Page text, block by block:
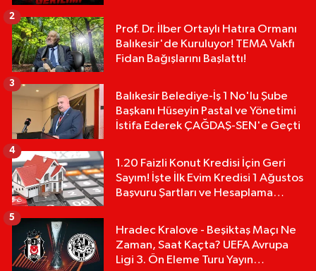
Prof. Dr. İlber Ortaylı Hatıra Ormanı
Balıkesir'de Kuruluyor! TEMA Vakfı
Fidan Bağışlarını Başlattı!
2
Balıkesir Belediye-İş 1 No'lu Şube
Başkanı Hüseyin Pastal ve Yönetimi
İstifa Ederek ÇAĞDAŞ-SEN'e Geçti
3
1.20 Faizli Konut Kredisi İçin Geri
Sayım! İşte İlk Evim Kredisi 1 Ağustos
Başvuru Şartları ve Hesaplama
4
Hradec Kralove - Beşiktaş Maçı Ne
Zaman, Saat Kaçta? UEFA Avrupa
Ligi 3. Ön Eleme Turu Yayın
5